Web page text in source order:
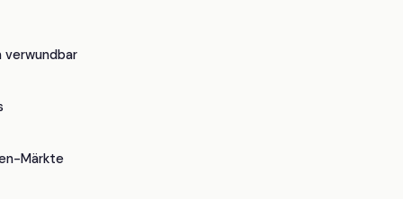
verwundbar
Märkte